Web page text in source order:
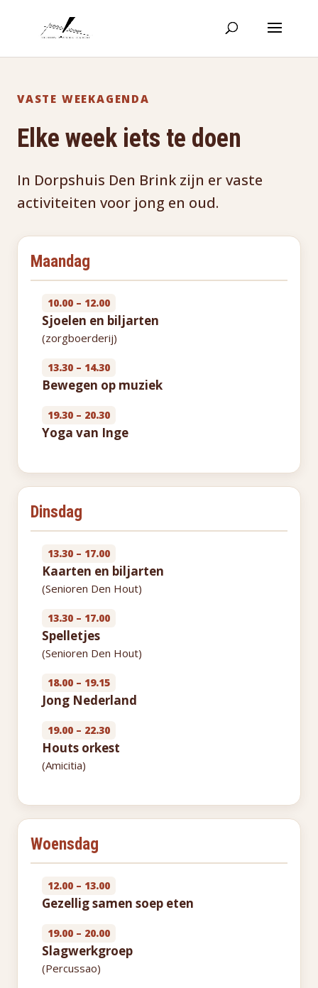
VASTE WEEKAGENDA
Elke week iets te doen
In Dorpshuis Den Brink zijn er vaste
activiteiten voor jong en oud.
Maandag
10.00 – 12.00
Sjoelen en biljarten
(zorgboerderij)
13.30 – 14.30
Bewegen op muziek
19.30 – 20.30
Yoga van Inge
Dinsdag
13.30 – 17.00
Kaarten en biljarten
(Senioren Den Hout)
13.30 – 17.00
Spelletjes
(Senioren Den Hout)
18.00 – 19.15
Jong Nederland
19.00 – 22.30
Houts orkest
(Amicitia)
Woensdag
12.00 – 13.00
Gezellig samen soep eten
19.00 – 20.00
Slagwerkgroep
(Percussao)